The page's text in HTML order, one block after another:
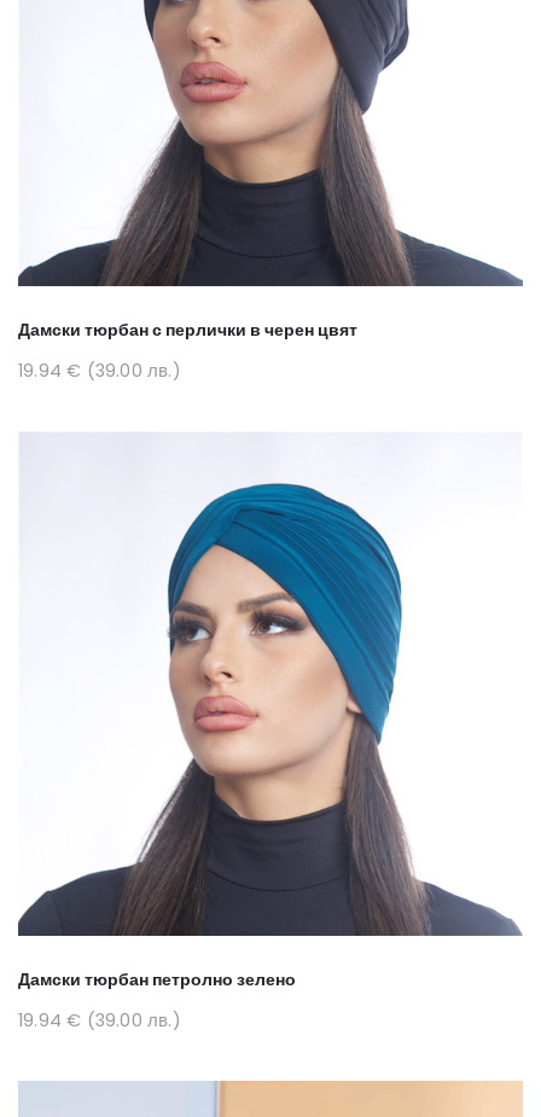
Дамски тюрбан с перлички в черен цвят
19.94 € (39.00 лв.)
Дамски тюрбан петролно зелено
19.94 € (39.00 лв.)